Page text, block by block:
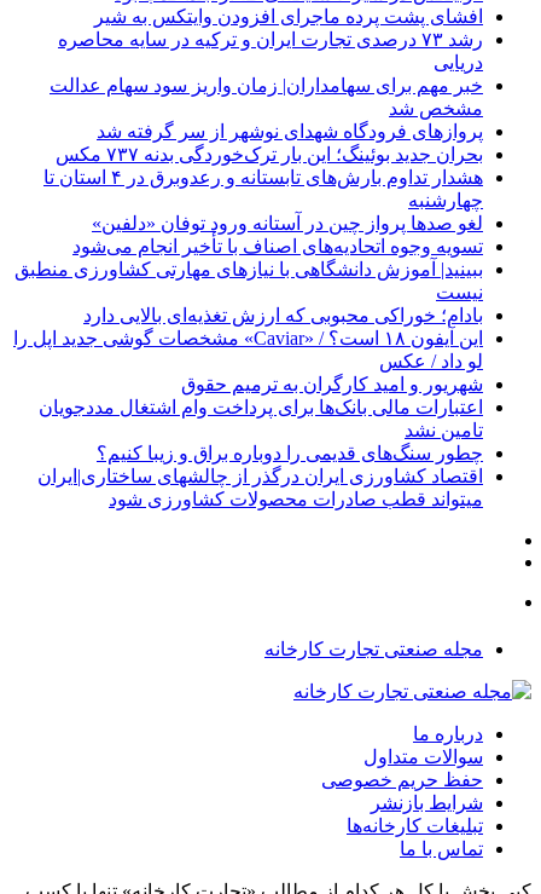
افشای پشت پرده ماجرای افزودن وایتکس به شیر
رشد ۷۳ درصدی تجارت ایران و ترکیه در سایه محاصره
دریایی
خبر مهم برای سهامداران| زمان واریز سود سهام عدالت
مشخص شد
پروازهای فرودگاه شهدای نوشهر از سر گرفته شد
بحران جدید بوئینگ؛ این بار ترک‌خوردگی بدنه ۷۳۷ مکس
هشدار تداوم بارش‌های تابستانه و رعدوبرق در ۴ استان تا
چهارشنبه
لغو صدها پرواز چین در آستانه ورود توفان «دلفین»
تسویه وجوه اتحادیه‌های اصناف با تأخیر انجام می‌شود
ببینید| آموزش دانشگاهی با نیازهای مهارتی کشاورزی منطبق
نیست
بادام؛ خوراکی محبوبی که ارزش تغذیه‌ای بالایی دارد
این آیفون ۱۸ است؟ / «Caviar» مشخصات گوشی جدید اپل را
لو داد / عکس
شهریور و امید کارگران به ترمیم حقوق
اعتبارات مالی بانک‌ها برای پرداخت وام اشتغال مددجویان
تامین نشد
چطور سنگ‌های قدیمی را دوباره براق و زیبا کنیم؟
اقتصاد کشاورزی ایران درگذر از چالشهای ساختاری|ایران
میتواند قطب صادرات محصولات کشاورزی شود
مجله صنعتی تجارت کارخانه
درباره ما
سوالات متداول
حفظ حریم خصوصی
شرایط بازنشر
تبلیغات کارخانه‌ها
تماس با ما